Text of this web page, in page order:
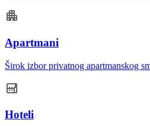
Apartmani
Širok izbor privatnog apartmanskog
Hoteli